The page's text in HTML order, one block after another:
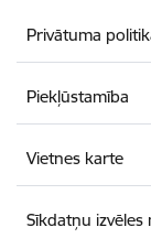
Privātuma
Piekļūstamība
Vietnes karte
Sīkdatņu izvēles